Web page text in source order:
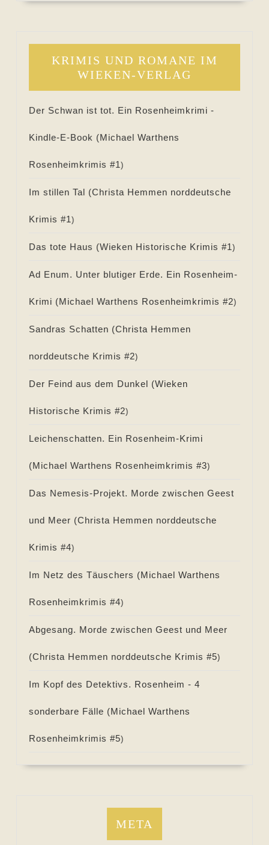
KRIMIS UND ROMANE IM
WIEKEN-VERLAG
Der Schwan ist tot. Ein Rosenheimkrimi -
Kindle-E-Book (Michael Warthens
Rosenheimkrimis #1)
Im stillen Tal (Christa Hemmen norddeutsche
Krimis #1)
Das tote Haus (Wieken Historische Krimis #1 )
Ad Enum. Unter blutiger Erde. Ein Rosenheim-
Krimi (Michael Warthens Rosenheimkrimis #2)
Sandras Schatten (Christa Hemmen
norddeutsche Krimis #2)
Der Feind aus dem Dunkel (Wieken
Historische Krimis #2)
Leichenschatten. Ein Rosenheim-Krimi
(Michael Warthens Rosenheimkrimis #3)
Das Nemesis-Projekt. Morde zwischen Geest
und Meer (Christa Hemmen norddeutsche
Krimis #4)
Im Netz des Täuschers (Michael Warthens
Rosenheimkrimis #4)
Abgesang. Morde zwischen Geest und Meer
(Christa Hemmen norddeutsche Krimis #5)
Im Kopf des Detektivs. Rosenheim - 4
sonderbare Fälle (Michael Warthens
Rosenheimkrimis #5)
META